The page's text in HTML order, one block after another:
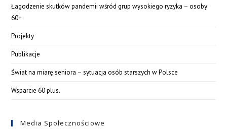
Łagodzenie skutków pandemii wśród grup wysokiego ryzyka – osoby
60+
Projekty
Publikacje
Świat na miarę seniora – sytuacja osób starszych w Polsce
Wsparcie 60 plus.
Media Społecznościowe